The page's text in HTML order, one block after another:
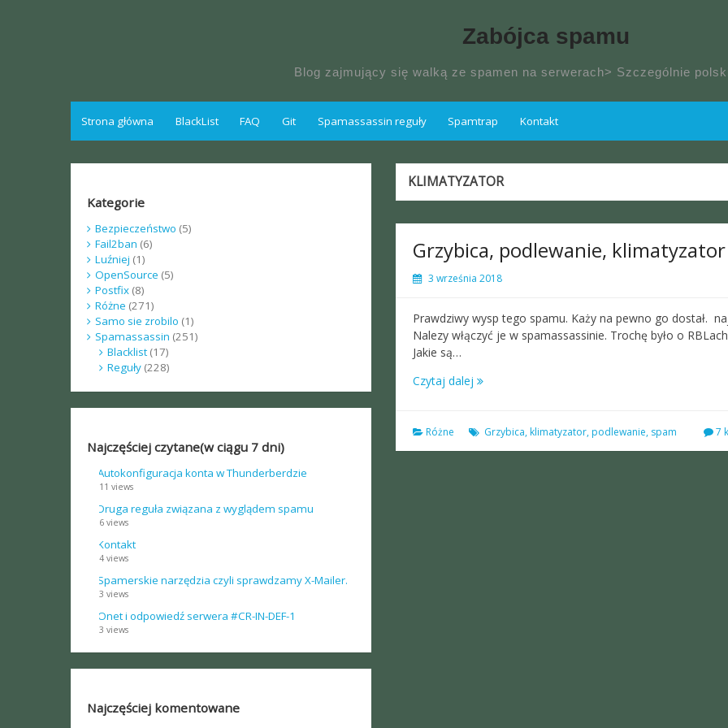
Zabójca spamu
Blog zajmujący się walką ze spamen na serwerach> Szczególnie
Strona główna BlackList FAQ Git Spamassassin reguły Spamtrap Kontakt
KLIMATYZATOR
Grzybica, podlewanie,
3 września 2018
Prawdziwy wysp tego spamu. Każy na pewno go dostał.
Nalezy włączyć je w spamassassinie. Trochę było o
Jakie są…
Czytaj dalej
Różne Grzybica, klimatyzator, podlewanie, spam 7
Kategorie
Bezpieczeństwo (5)
Fail2ban (6)
Luźniej (1)
OpenSource (5)
Postfix(8)
Różne (271)
Samo sie zrobilo (1)
Spamassassin (251)
Blacklist(17)
Reguły(228)
Najczęściej czytane(w ciągu 7 dni)
Autokonfiguracja konta w Thunderberdzie
11 views
Druga reguła związana z wyglądem spamu
6 views
Kontakt
4 views
Spamerskie narzędzia czyli sprawdzamy X-Mailer.
3 views
Onet i odpowiedź serwera #CR-IN-DEF-1
3 views
Najczęściej komentowane